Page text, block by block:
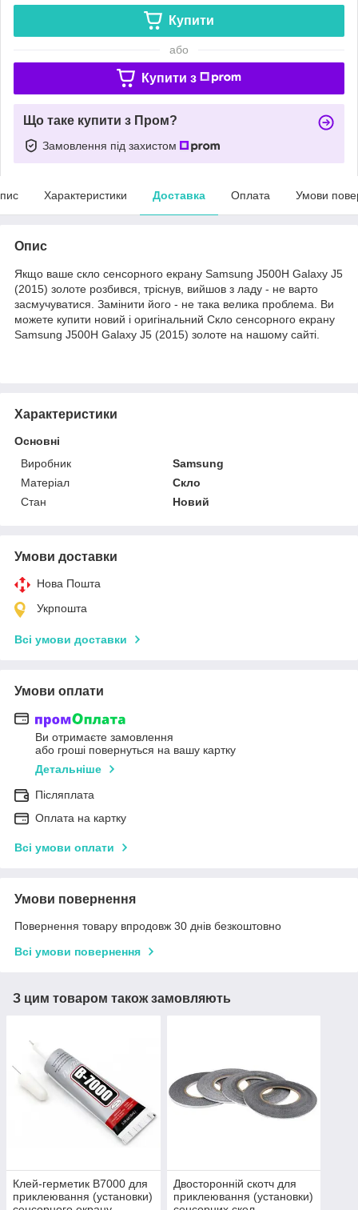
Купити
або
Купити з
Що таке купити з Пром?
Замовлення під захистом
Характеристики Доставка Оплата Умови
Опис
Якщо ваше скло сенсорного екрану Samsung J500H Galaxy J5
(2015) золоте розбився, тріснув, вийшов з ладу - не варто
засмучуватися. Замінити його - не така велика проблема. Ви
можете купити новий і оригінальний Скло сенсорного екрану
Samsung J500H Galaxy J5 (2015) золоте на нашому сайті.
Характеристики
Основні
Виробник
Samsung
Матеріал
Скло
Стан
Новий
Умови доставки
Нова Пошта
Укрпошта
Всі умови доставки
Умови оплати
Ви отримаєте замовлення
або гроші повернуться на вашу картку
Детальніше
Післяплата
Оплата на картку
Всі умови оплати
Умови повернення
Повернення товару впродовж 30 днів безкоштовно
Всі умови повернення
З цим товаром також замовляють
Клей-герметик B7000 для
приклеювання (установки)
Двосторонній скотч для
приклеювання (установки)